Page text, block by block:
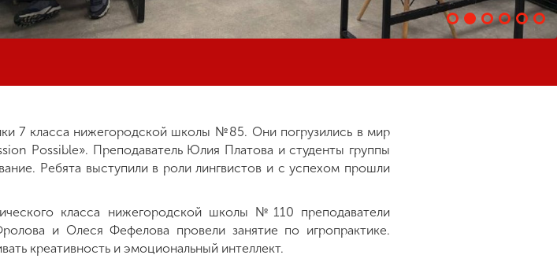
7 класса нижегородской школы №85. Они погрузились в мир
Possible». Преподаватель Юлия Платова и студенты группы
Ребята выступили в роли лингвистов и с успехом прошли
класса нижегородской школы №110 преподаватели
и Олеся Фефелова провели занятие по игропрактике.
креативность и эмоциональный интеллект.